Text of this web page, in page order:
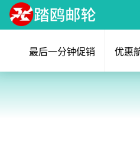
最后一分钟促销 优惠